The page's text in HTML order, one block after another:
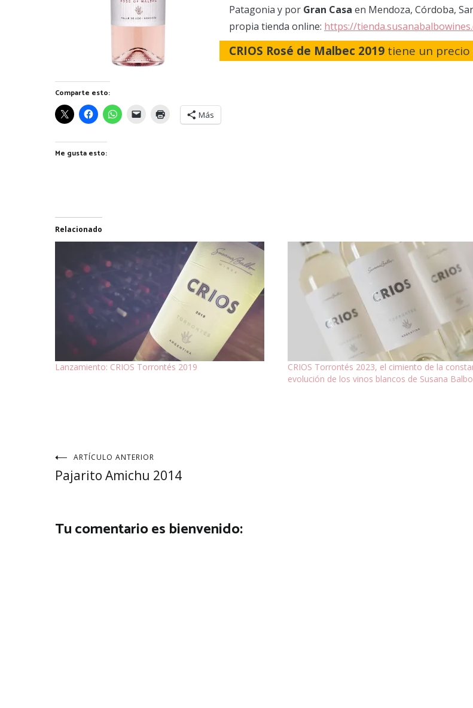
Patagonia y por Gran Casa en Mendoza, Córdoba,
propia tienda online: https://
CRIOS Rosé de Malbec 2019 tiene un
Comparte esto:
Más
Me gusta esto:
Relacionado
Lanzamiento: CRIOS Torrontés 2019
CRIOS Torrontés 2023, el cimiento de la
evolución de los vinos blancos de Susana Balbo
Navegación
entradas
ARTÍCULO ANTERIOR
Pajarito Amichu 2014
Tu comentario es bienvenido: